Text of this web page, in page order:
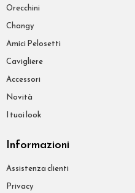
Orecchini
Changy
Amici Pelosetti
Cavigliere
Accessori
Novità
I tuoi look
Informazioni
Assistenza clienti
Privacy